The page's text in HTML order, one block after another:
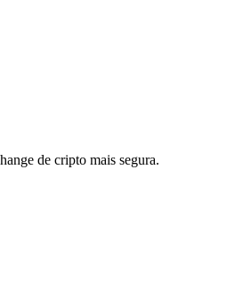
de cripto mais segura.